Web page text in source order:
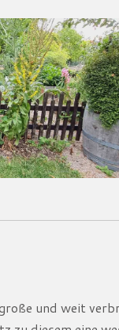
und weit